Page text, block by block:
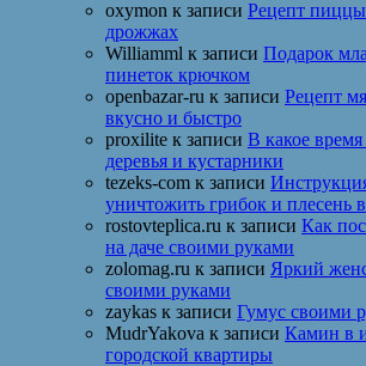
oxymon к записи Рецепт
дрожжах
Williamml к записи Подарок
пинеток крючком
openbazar-ru к записи Рецепт
вкусно и быстро
proxilite к записи В какое
деревья и кустарники
tezeks-com к записи
уничтожить грибок и плесень
rostovteplica.ru к записи Как
на даче своими руками
zolomag.ru к записи Яркий
своими руками
zaykas к записи Гумус своими
MudrYakova к записи Камин в
городской квартиры